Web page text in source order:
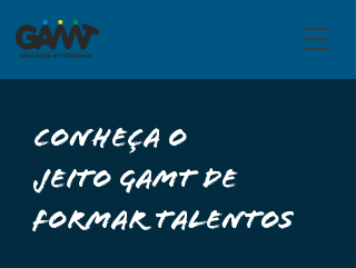
Conheça o
JEITO GAMT de
formar talentos